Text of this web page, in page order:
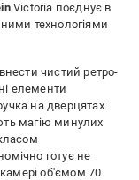
Victoria поєднує в
технологіями
чистий ретро-
елементи
на дверцятах
магію минулих
готує не
камері об'ємом 70